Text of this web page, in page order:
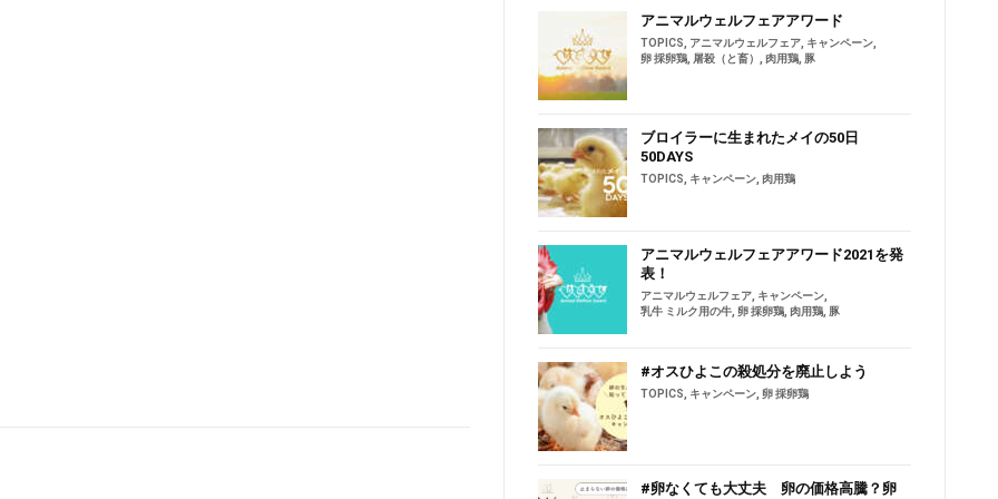
アニマルウェルフェアアワード
TOPICS アニマルウェルフェア キャンペーン
卵 採卵鶏 屠殺（と畜） ,肉用鶏 豚
ブロイラーに生まれたメイの50日
50DAYS
TOPICS キャンペーン ,肉用鶏
アニマルウェルフェアアワード2021を発
表！
アニマルウェルフェア キャンペーン
乳牛 ミルク用の牛 卵 採卵鶏 ,肉用鶏 豚
#オスひよこの殺処分を廃止しよう
TOPICS キャンペーン 卵 採卵鶏
#卵なくても大丈夫 卵の価格高騰？卵